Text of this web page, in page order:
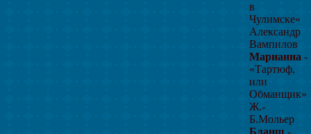
в
Чулимске»
Александр
Вампилов
Марианна -
«Тартюф,
или
Обманщик»
Ж.-
Б.Мольер
Бланш -